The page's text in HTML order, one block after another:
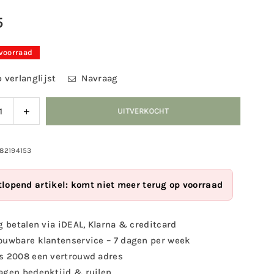
verlanglijst Navraag
Verhoog
de
voor
is
herd
is
deurmat
UITVERKOCHT
artikel: komt niet meer terug op voorraad
betalen via iDEAL, Klarna & creditcard
klantenservice – 7 dagen per week
2008 een vertrouwd adres